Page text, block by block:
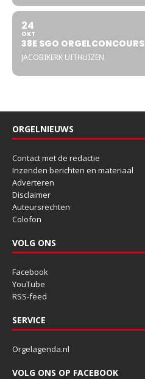
24
OKT
38E SGO ORGELCONCOURS
JACOBIKERK UITHUIZEN
ORGELNIEUWS
Contact met de redactie
Inzenden berichten en materiaal
Adverteren
Disclaimer
Auteursrechten
Colofon
VOLG ONS
Facebook
YouTube
RSS-feed
SERVICE
Orgelagenda.nl
VOLG ONS OP FACEBOOK